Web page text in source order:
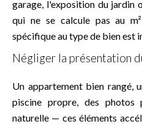
garage, l'exposition du jardin
qui ne se calcule pas au
spécifique au type de bien est
Négliger la présentation
Un appartement bien rangé,
piscine propre, des photos
naturelle — ces éléments